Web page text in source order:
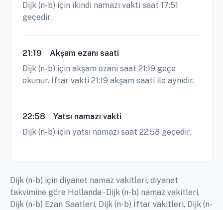
Dijk (n-b) için ikindi namazı vakti saat 17:51
geçedir.
21:19
Akşam ezanı saati
Dijk (n-b) için akşam ezanı saat 21:19 geçe
okunur. İftar vakti 21:19 akşam saati ile aynıdır.
22:58
Yatsı namazı vakti
Dijk (n-b) için yatsı namazı saat 22:58 geçedir.
Dijk (n-b) için diyanet namaz vakitleri, diyanet
takvimine göre Hollanda - Dijk (n-b) namaz vakitleri,
Dijk (n-b) Ezan Saatleri, Dijk (n-b) İftar vakitleri, Dijk (n-